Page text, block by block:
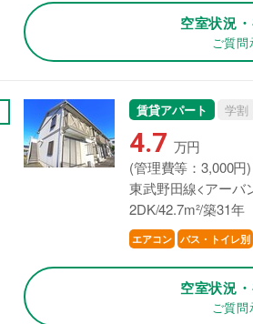
空室状況
ご質
賃貸アパート 学割
4.7 万円
(管理費等：3,000円)
東武野田線<アーバ
2DK/42.7m²/築31年
エアコン バス・トイレ別
空室状況
ご質